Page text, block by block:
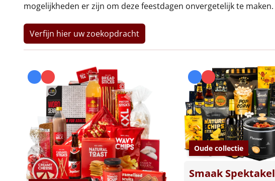
mogelijkheden er zijn om deze feestdagen onvergetelijk te maken.
Verfijn hier uw zoekopdracht
Oude collectie
Smaak Spektakel